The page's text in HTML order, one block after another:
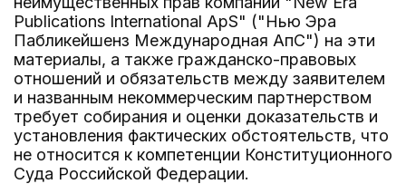
Publications International ApS" ("Нью Эра
Пабликейшенз Международная АпС") на эти
материалы, а также гражданско-правовых
отношений и обязательств между заявителем
и названным некоммерческим партнерством
требует собирания и оценки доказательств и
установления фактических обстоятельств, что
не относится к компетенции Конституционного
Суда Российской Федерации.